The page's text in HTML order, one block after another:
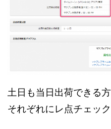
土日も当日出荷できる方
それぞれにレ点チェッ